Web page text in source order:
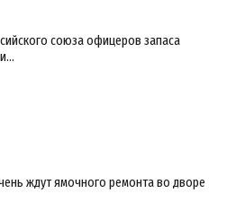
союза офицеров запаса
ждут ямочного ремонта во дворе